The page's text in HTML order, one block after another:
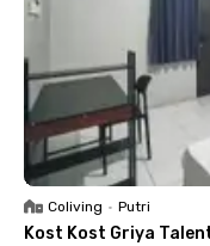
Coliving • Putri
Kost Kost Griya